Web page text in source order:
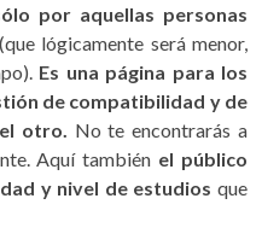
por aquellas personas
(que lógicamente será menor,
Es una página para los
de compatibilidad y de
otro.
No te encontrarás a
Aquí también el público
y nivel de estudios que